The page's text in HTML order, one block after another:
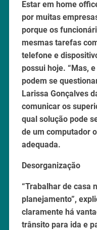
Estar em home
por muitas
porque os
mesmas tarefas
telefone e
possui hoje. “Mas,
podem se
Larissa Gonçalves
comunicar os
qual solução pode
de um computador
adequada.
Desorganização
“Trabalhar de casa
planejamento”,
claramente há
trânsito para ida e